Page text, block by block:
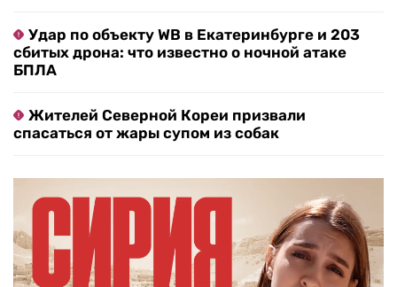
Удар по объекту WB в Екатеринбурге и 203
сбитых дрона: что известно о ночной атаке
БПЛА
Жителей Северной Кореи призвали
спасаться от жары супом из собак